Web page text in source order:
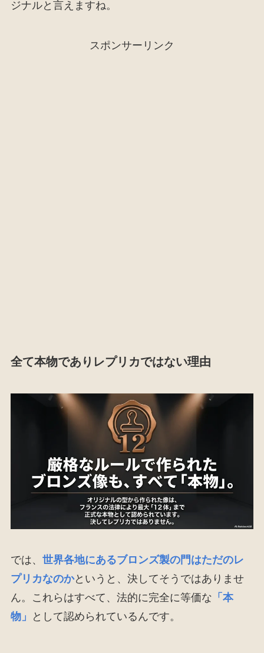
ジナルと言えますね。
スポンサーリンク
全て本物でありレプリカではない理由
では、 世界各地にあるブロンズ製の門はただのレ
プリカなのかというと、決してそうではありませ
ん。これらはすべて、法的に完全に等価な 「本
物」
として認められているんです。